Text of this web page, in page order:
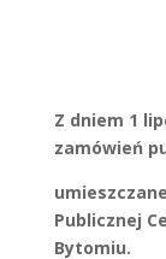
Z dniem 1
zamówień
Publicznej
Bytomiu.